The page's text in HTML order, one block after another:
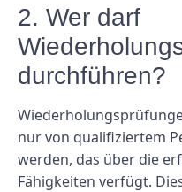
2. Wer darf
durchführen?
nur von qualifiziertem
werden, das über die
Fähigkeiten verfügt.